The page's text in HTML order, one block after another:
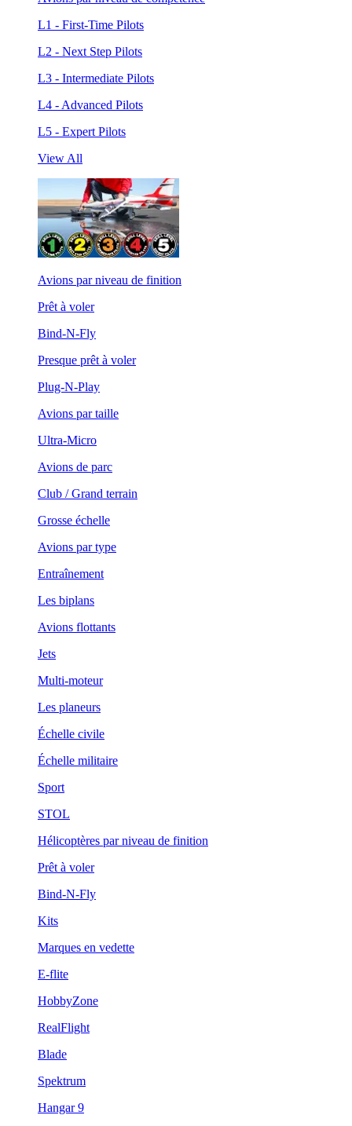
L1 - First-Time Pilots
L2 - Next Step Pilots
L3 - Intermediate Pilots
L4 - Advanced Pilots
L5 - Expert Pilots
View All
Avions par niveau de finition
Prêt à voler
Bind-N-Fly
Presque prêt à voler
Plug-N-Play
Avions par taille
Ultra-Micro
Avions de parc
Club / Grand terrain
Grosse échelle
Avions par type
Entraînement
Les biplans
Avions flottants
Jets
Multi-moteur
Les planeurs
Échelle civile
Échelle militaire
Sport
STOL
Hélicoptères par niveau de finition
Prêt à voler
Bind-N-Fly
Kits
Marques en vedette
E-flite
HobbyZone
RealFlight
Blade
Spektrum
Hangar 9